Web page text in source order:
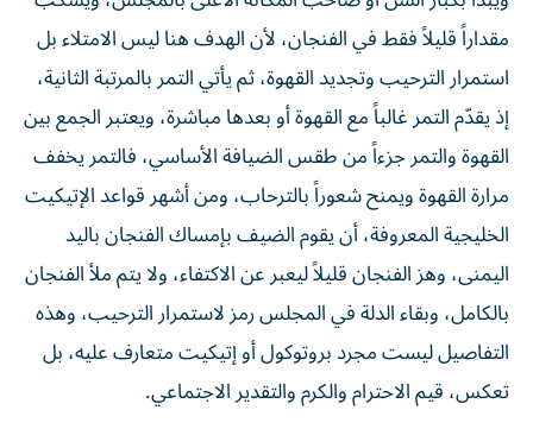
مقداراً قليلاً فقط في الفنجان، لأن الهدف هنا ليس الامتلاء بل
استمرار الترحيب وتجديد القهوة، ثم يأتي التمر بالمرتبة الثانية،
إذ يقدّم التمر غالباً مع القهوة أو بعدها مباشرة، ويعتبر الجمع بين
القهوة والتمر جزءاً من طقس الضيافة الأساسي، فالتمر يخفف
مرارة القهوة ويمنح شعوراً بالترحاب، ومن أشهر قواعد الإتيكيت
الخليجية المعروفة، أن يقوم الضيف بإمساك الفنجان باليد
اليمنى، وهز الفنجان قليلاً ليعبر عن الاكتفاء، ولا يتم ملأ الفنجان
بالكامل، وبقاء الدلة في المجلس رمز لاستمرار الترحيب، وهذه
التفاصيل ليست مجرد بروتوكول أو إتيكيت متعارف عليه، بل
تعكس، قيم الاحترام والكرم والتقدير الاجتماعي.